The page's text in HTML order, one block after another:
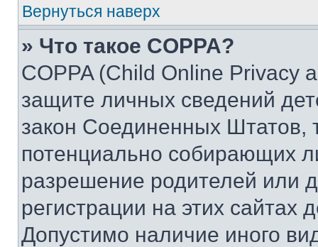
Вернуться наверх
» Что такое COPPA?
COPPA (Child Online Privacy
защите личных сведений
закон Соединенных Штатов,
потенциально собирающих
разрешение родителей или
регистрации на этих сайтах
Допустимо наличие иного